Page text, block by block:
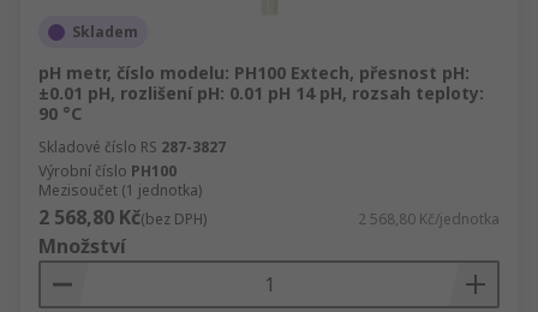
Skladem
pH metr, číslo modelu: PH100 Extech, přesnost pH:
±0.01 pH, rozlišení pH: 0.01 pH 14 pH, rozsah teploty:
90 °C
Skladové číslo RS 287-3827
Výrobní číslo PH100
Mezisoučet (1 jednotka)
2 568,80 Kč(bez DPH) 2 568,80 Kč/jednotka
Množství